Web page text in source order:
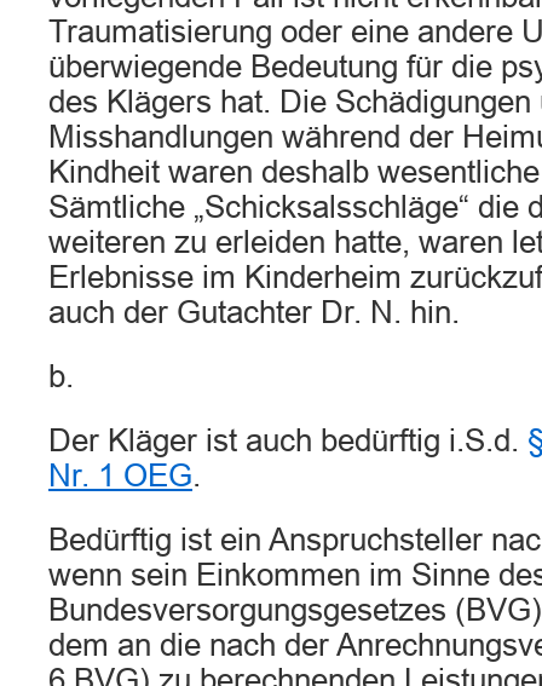
Traumatisierung oder eine andere
überwiegende Bedeutung für die
des Klägers hat. Die Schädigungen
Misshandlungen während der
Kindheit waren deshalb
Sämtliche „Schicksalsschläge“ die
weiteren zu erleiden hatte, waren
Erlebnisse im Kinderheim
auch der Gutachter Dr. N. hin.
b.
Der Kläger ist auch bedürftig i.S.d.
Nr. 1 OEG.
Bedürftig ist ein Anspruchsteller
wenn sein Einkommen im Sinne
Bundesversorgungsgesetzes
dem an die nach der